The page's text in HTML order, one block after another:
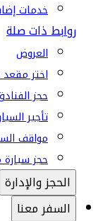
خدمات
روابط ذات صلة
العروض
اختر
حجز
تأجير
مواقف
حجز
الحجز والإدارة
السفر معنا